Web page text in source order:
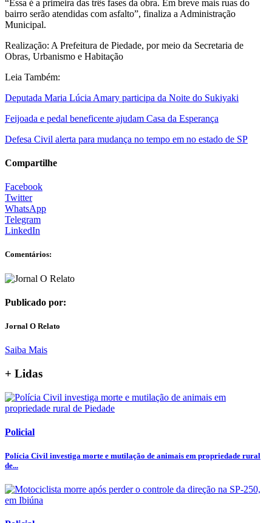
“Essa é a primeira das três fases da obra. Em breve mais ruas do
bairro serão atendidas com asfalto”, finaliza a Administração
Municipal.
Realização: A Prefeitura de Piedade, por meio da Secretaria de
Obras, Urbanismo e Habitação
Leia Também:
Deputada Maria Lúcia Amary participa da Noite do Sukiyaki
Feijoada e pedal beneficente ajudam Casa da Esperança
Defesa Civil alerta para mudança no tempo em no estado de SP
Compartilhe
Facebook
Twitter
WhatsApp
Telegram
LinkedIn
Comentários:
Publicado por:
Jornal O Relato
Saiba Mais
+ Lidas
Policial
Polícia Civil investiga morte e mutilação de animais em propriedade rural
de...